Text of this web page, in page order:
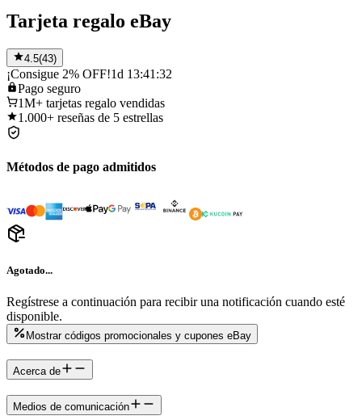
Tarjeta regalo eBay
4.5(43)
¡Consigue 2% OFF!1d 13:41:32
Pago seguro
1M+ tarjetas regalo vendidas
1.000+ reseñas de 5 estrellas
Métodos de pago admitidos
Agotado...
Regístrese a continuación para recibir una notificación cuando esté
disponible.
Mostrar códigos promocionales y cupones eBay
Acerca de
Medios de comunicación